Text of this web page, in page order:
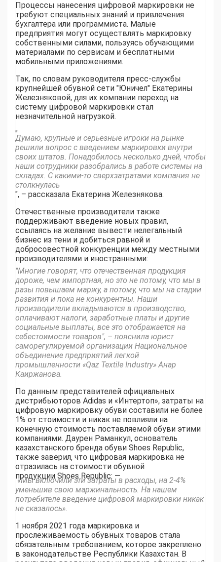
Процессы нанесения цифровой маркировки не
требуют специальных знаний и привлечения
бухгалтера или программиста. Малые
предприятия могут осуществлять маркировку
собственными силами, пользуясь обучающими
материалами по сервисам и бесплатными
мобильными приложениями.
Так, по словам руководителя пресс-службы
крупнейшей обувной сети "Юничел" Екатерины
Железняковой, для их компании переход на
систему цифровой маркировки стал
незначительной нагрузкой.
"
Думаю, крупные и серьезные игроки на рынке
решили вопрос с введением маркировки внутри
своих штатов. Понадобилось несколько дней, чтобы
наши сотрудники разобрались в работе системы на
складах. С какими-то сверхзатратами компания не
столкнулась
", – рассказала Екатерина Железнякова.
Отечественные производители также
поддерживают введение новых правил,
ссылаясь на желание вывести нелегальный
бизнес из тени и добиться равной и
добросовестной конкуренции между местными
производителями и иностранными:
"Многие говорят, что отечественная продукция
дороже, чем импортная, но это не потому, что мы в
разы повышаем маржу, а потому, что мы на стадии
развития и пока не конкурентны. Наши
производители вкладываются в производство,
оплачивают налоги, заработные платы и другие
социальные выплаты, все это отображается на
себестоимости товаров", – пояснила юрист
саморегулируемой организации Национальное
объединение предприятий легкой
промышленности «Qaz Textile Industry» Анар
Каиржанова.
По данным представителей официальных
дистрибьюторов Adidas и «Интертоп», затраты на
цифровую маркировку обуви составили не более
1% от стоимости и никак не повлияли на
конечную стоимость поставляемой обуви этими
компаниями. Даурен Раманкул, основатель
казахстанского бренда обуви Shoes Republic,
также заверил, что цифровая маркировка не
отразилась на стоимости обувной
продукции Shoes Republic: —
«Мы включили эти затраты в расходы, на 2-4%
уменьшив свою маржинальность. На нашем
потребителе введение цифровой маркировки никак
не сказалось».
1 ноября 2021 года маркировка и
прослеживаемость обувных товаров стала
обязательным требованием, которое закреплено
в законодательстве Республики Казахстан. В